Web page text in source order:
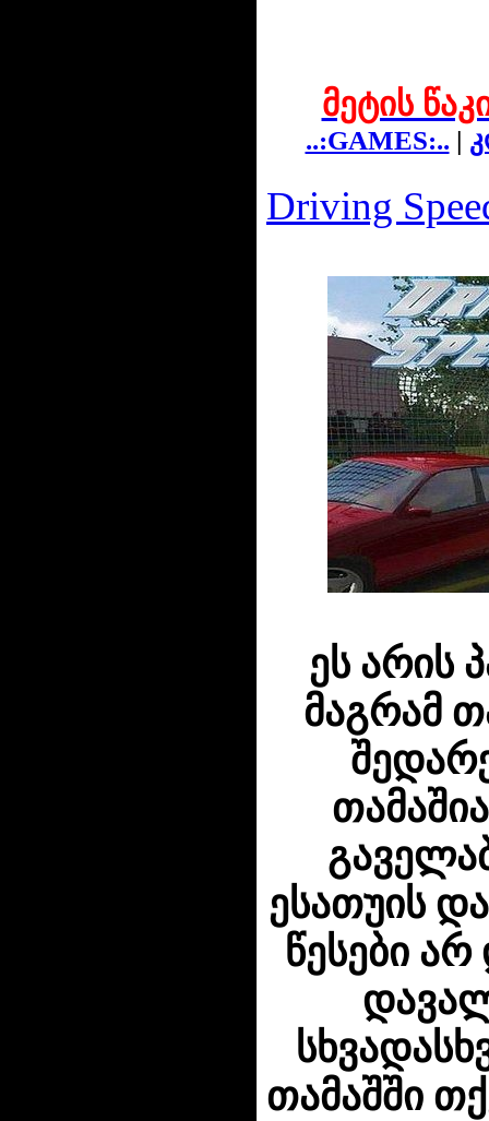
მეტის
..:GAMES:.. |
Driving
ეს არის
მაგრამ
ესათუის
წესები
თამაშში